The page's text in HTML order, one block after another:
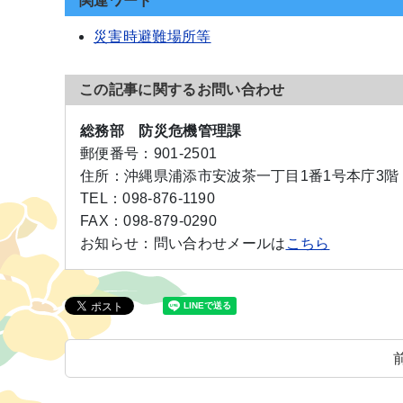
災害時避難場所等
この記事に関するお問い合わせ
総務部 防災危機管理課
郵便番号： 901-2501
住所： 沖縄県浦添市安波茶一丁目1番1号本庁3階
TEL：098-876-1190
FAX：098-879-0290
お知らせ： 問い合わせメールは こちら